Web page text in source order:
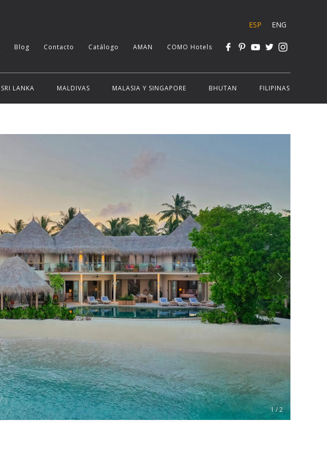
ESP ENG
Blog Contacto Catálogo AMAN COMO Hotels
SRI LANKA MALDIVAS MALASIA Y SINGAPORE BHUTAN FILIPINAS
1 / 2